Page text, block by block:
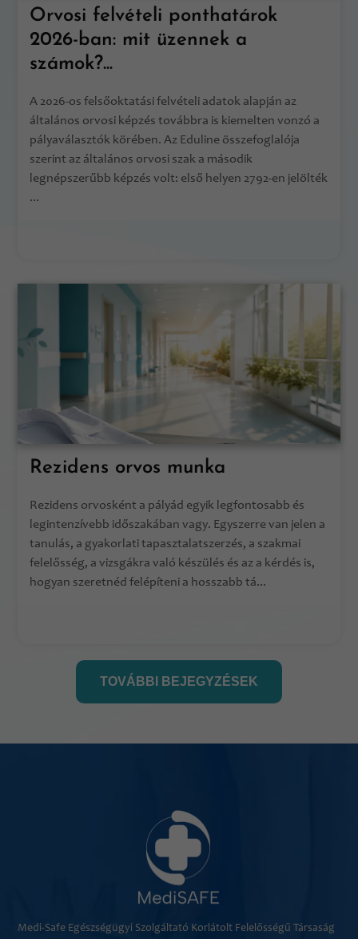
Orvosi felvételi ponthatárok
2026-ban: mit üzennek a
számok?...
A 2026-os felsőoktatási felvételi adatok alapján az
általános orvosi képzés továbbra is kiemelten vonzó a
pályaválasztók körében. Az Eduline összefoglalója
szerint az általános orvosi szak a második
legnépszerűbb képzés volt: első helyen 2792-en jelölték
...
Rezidens orvos munka
Rezidens orvosként a pályád egyik legfontosabb és
legintenzívebb időszakában vagy. Egyszerre van jelen a
tanulás, a gyakorlati tapasztalatszerzés, a szakmai
felelősség, a vizsgákra való készülés és az a kérdés is,
hogyan szeretnéd felépíteni a hosszabb tá...
TOVÁBBI BEJEGYZÉSEK
Medi-Safe Egészségügyi Szolgáltató Korlátolt Felelősségű Társaság